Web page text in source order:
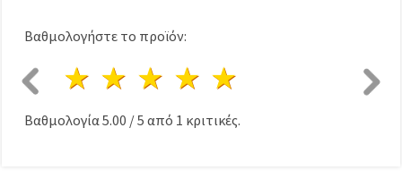
Βαθμολογήστε το προϊόν:
5 Αστέρια
4 Αστέρια
3 Αστέρια
2 Αστέρια
1 Αστέρι
Βαθμολογία 5.00 /5 από 1 κριτικές.